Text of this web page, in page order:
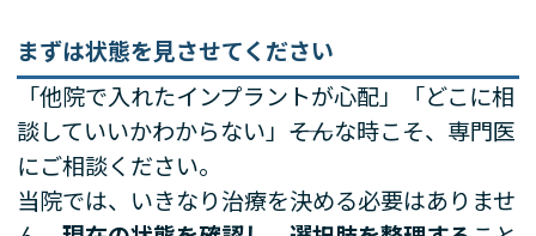
まずは状態を見させてください
「他院で入れたインプラントが心配」「どこに相
談していいかわからない」――そんな時こそ、専門医
にご相談ください。
当院では、いきなり治療を決める必要はありませ